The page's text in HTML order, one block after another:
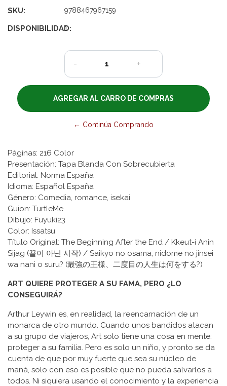
SKU: 9788467967159
DISPONIBILIDAD:
1
- +
← Continúa Comprando
Páginas: 216 Color
Presentación: Tapa Blanda Con Sobrecubierta
Editorial: Norma España
Idioma: Español España
Género: Comedia, romance, isekai
Guion: TurtleMe
Dibujo: Fuyuki23
Color: Issatsu
Título Original: The Beginning After the End / Kkeut-i Anin
Sijag (끝이 아닌 시작) / Saikyo no osama, nidome no jinsei
wa nani o suru? (最強の王様、二度目の人生は何をする?)
ART QUIERE PROTEGER A SU FAMA, PERO ¿LO
CONSEGUIRÁ?
Arthur Leywin es, en realidad, la reencarnación de un
monarca de otro mundo. Cuando unos bandidos atacan
a su grupo de viajeros, Art solo tiene una cosa en mente:
proteger a su familia. Pero es solo un niño, y pronto se da
cuenta de que por muy fuerte que sea su núcleo de
maná, solo con eso es posible que no pueda salvarlos a
todos. Ni siquiera usando el conocimiento y la experiencia